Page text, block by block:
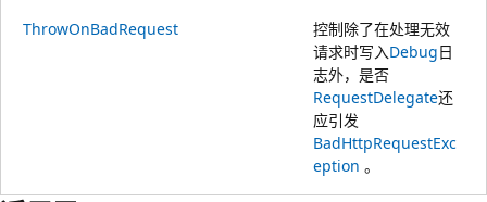
ThrowOnBadRequest
控制除了在处理无效
请求时写入Debug日
志外，是否
RequestDelegate还
应引发
BadHttpRequestExc
eption 。